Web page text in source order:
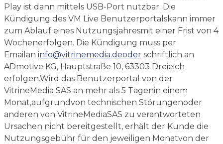
Play ist dann mittels USB-Port nutzbar. Die
Kündigung des VM Live Benutzerportalskann immer
zum Ablauf eines Nutzungsjahresmit einer Frist von 4
Wochenerfolgen. Die Kündigung muss per
Emailan info@vitrinemedia.deoderschriftlich an
ADmotive KG, Hauptstraße 10, 63303 Dreieich
erfolgen.Wird das Benutzerportal von der
VitrineMedia SAS an mehr als 5 Tagenin einem
Monat,aufgrundvon technischen Störungenoder
anderen von VitrineMediaSAS zu verantworteten
Ursachen nicht bereitgestellt, erhält der Kunde die
Nutzungsgebühr für den jeweiligen Monatvon der